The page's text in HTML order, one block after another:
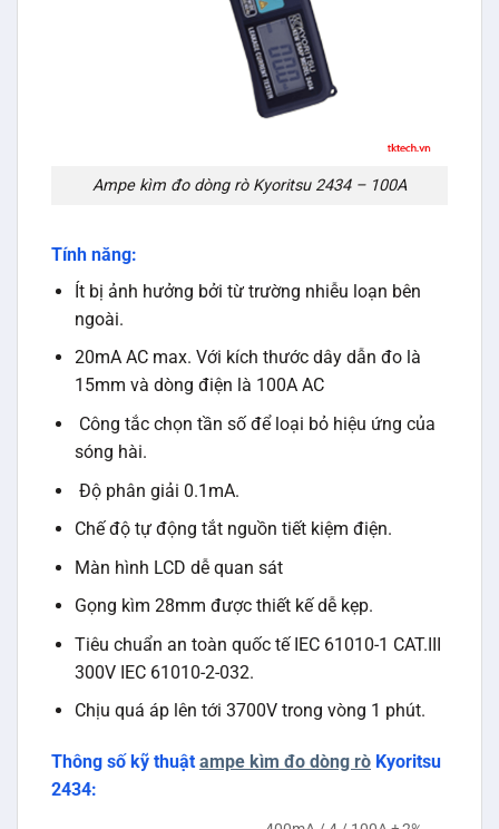
Ampe kìm đo dòng rò Kyoritsu 2434 – 100A
Tính năng:
Ít bị ảnh hưởng bởi từ trường nhiễu loạn bên
ngoài.
20mA AC max. Với kích thước dây dẫn đo là
15mm và dòng điện là 100A AC
Công tắc chọn tần số để loại bỏ hiệu ứng của
sóng hài.
Độ phân giải 0.1mA.
Chế độ tự động tắt nguồn tiết kiệm điện.
Màn hình LCD dễ quan sát
Gọng kìm 28mm được thiết kế dễ kẹp.
Tiêu chuẩn an toàn quốc tế IEC 61010-1 CAT.III
300V IEC 61010-2-032.
Chịu quá áp lên tới 3700V trong vòng 1 phút.
Thông số kỹ thuật ampe kìm đo dòng rò Kyoritsu
2434: